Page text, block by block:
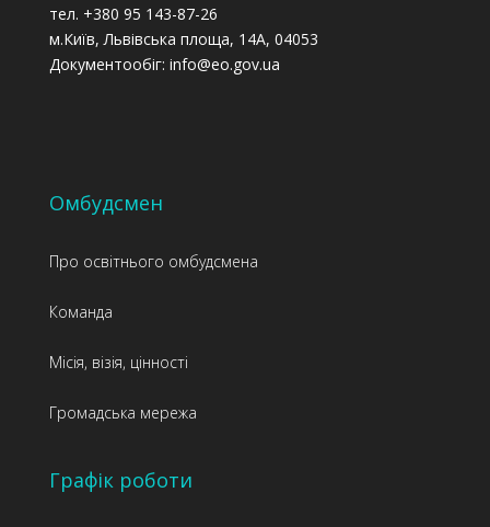
тел. +380 95 143-87-26
м.Київ, Львівська площа, 14А, 04053
Документообіг: info@eo.gov.ua
Омбудсмен
Про освітнього омбудсмена
Команда
Місія, візія, цінності
Громадська мережа
Графік роботи